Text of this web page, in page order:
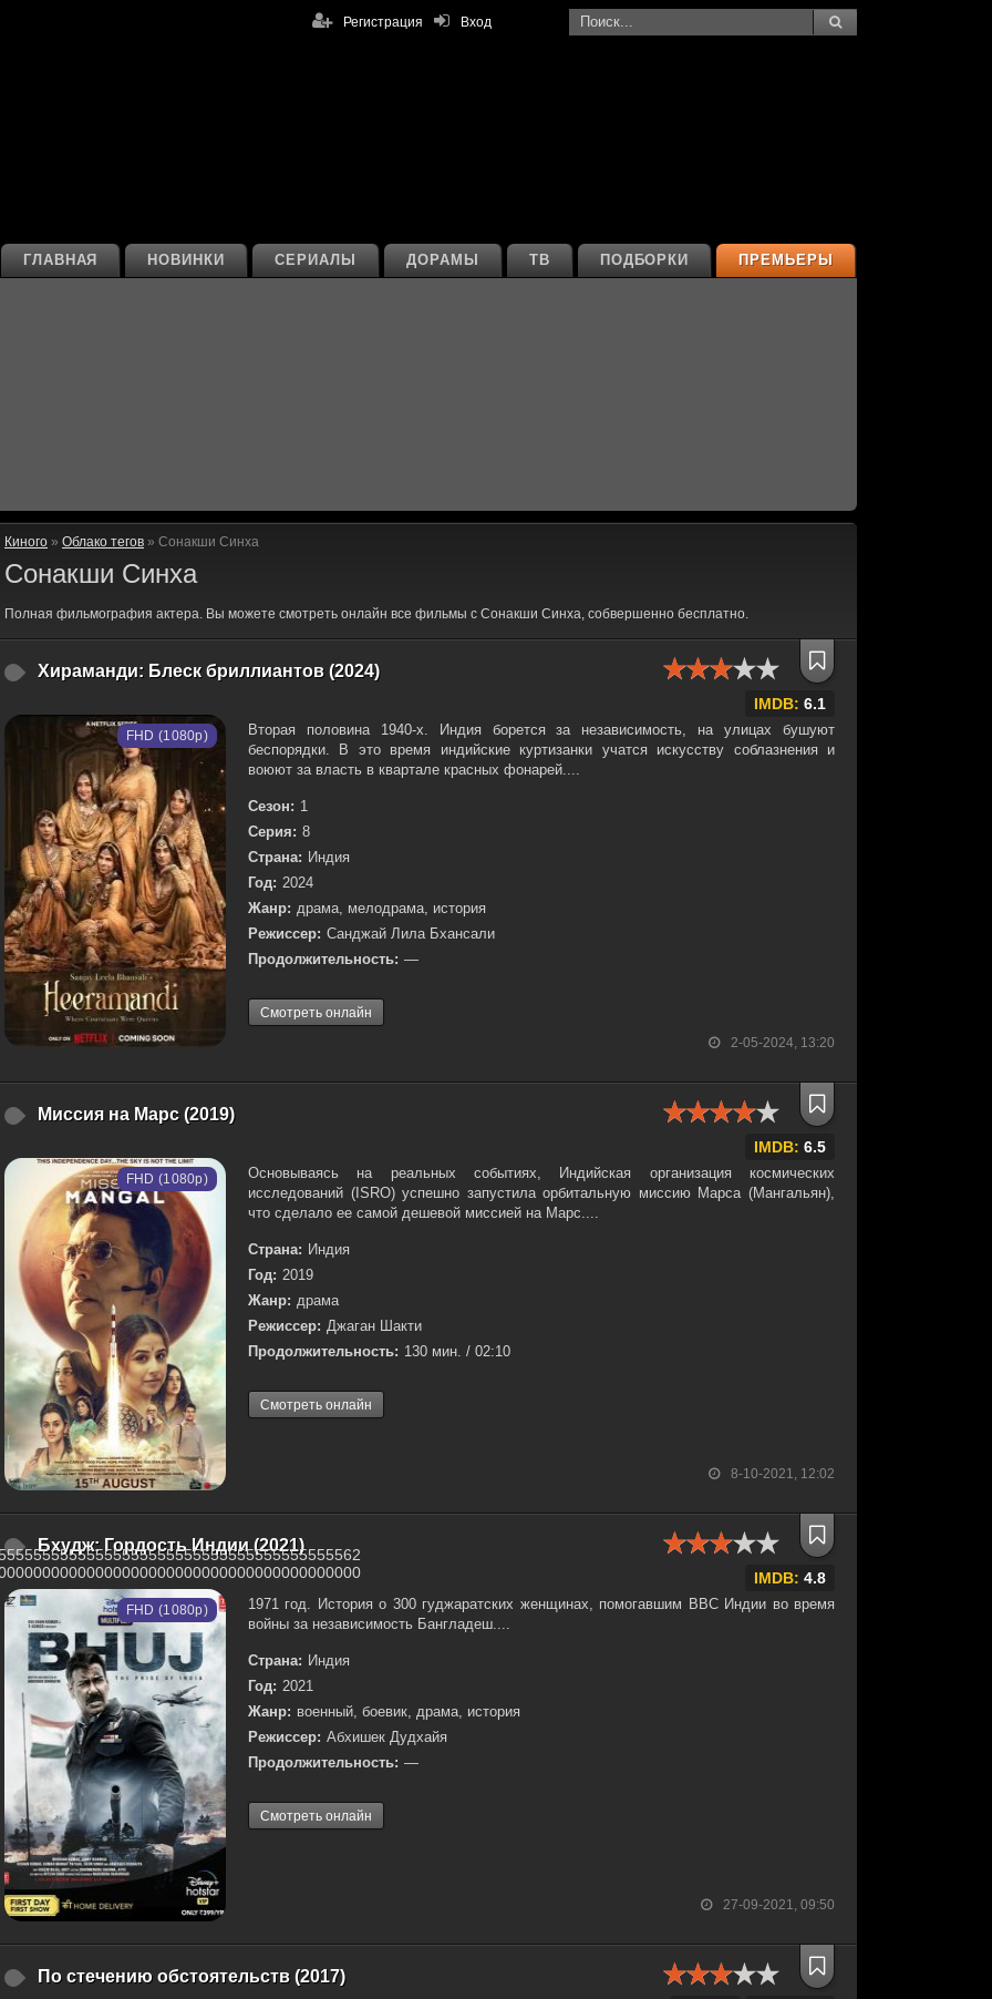
Вход
Регистрация
ПРЕМЬЕРЫ
ПОДБОРКИ
ТВ
ДОРАМЫ
СЕРИАЛЫ
НОВИНКИ
ГЛАВНАЯ
Киного » Облако тегов » Сонакши Синха
Сонакши Синха
Полная фильмография актера. Вы можете смотреть онлайн все фильмы с Сонакши Синха, собвершенно бесплатно.
Хираманди: Блеск бриллиантов (2024)
IMDB: 6.1
2-05-2024, 13:20
FHD (1080p)
Вторая половина 1940-х. Индия борется за независимость, на улицах бушуют
беспорядки. В это время индийские куртизанки учатся искусству соблазнения и
воюют за власть в квартале красных фонарей....
Сезон: 1
Серия: 8
Страна: Индия
Год: 2024
Жанр: драма, мелодрама, история
Режиссер: Санджай Лила Бхансали
Продолжительность: —
Смотреть онлайн
Миссия на Марс (2019)
IMDB: 6.5
8-10-2021, 12:02
FHD (1080p)
Основываясь на реальных событиях, Индийская организация космических
исследований (ISRO) успешно запустила орбитальную миссию Марса (Мангальян),
что сделало ее самой дешевой миссией на Марс....
Страна: Индия
Год: 2019
Жанр: драма
Режиссер: Джаган Шакти
Продолжительность: 130 мин. / 02:10
Смотреть онлайн
Бхудж: Гордость Индии (2021)
IMDB: 4.8
27-09-2021, 09:50
FHD (1080p)
1971 год. История о 300 гуджаратских женщинах, помогавшим ВВС Индии во время
войны за независимость Бангладеш....
Страна: Индия
Год: 2021
Жанр: военный, боевик, драма, история
Режиссер: Абхишек Дудхайя
Продолжительность: —
Смотреть онлайн
По стечению обстоятельств (2017)